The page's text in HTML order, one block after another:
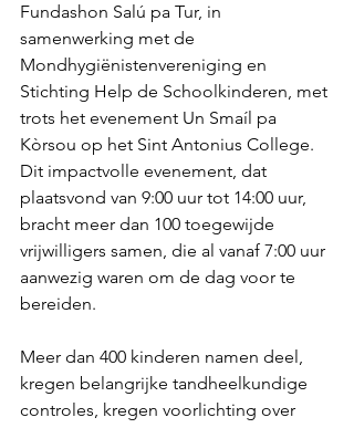
Fundashon Salú pa Tur, in
samenwerking met de
Mondhygiënistenvereniging en
Stichting Help de Schoolkinderen, met
trots het evenement Un Smaíl pa
Kòrsou op het Sint Antonius College.
Dit impactvolle evenement, dat
plaatsvond van 9:00 uur tot 14:00 uur,
bracht meer dan 100 toegewijde
vrijwilligers samen, die al vanaf 7:00 uur
aanwezig waren om de dag voor te
bereiden.
Meer dan 400 kinderen namen deel,
kregen belangrijke tandheelkundige
controles, kregen voorlichting over